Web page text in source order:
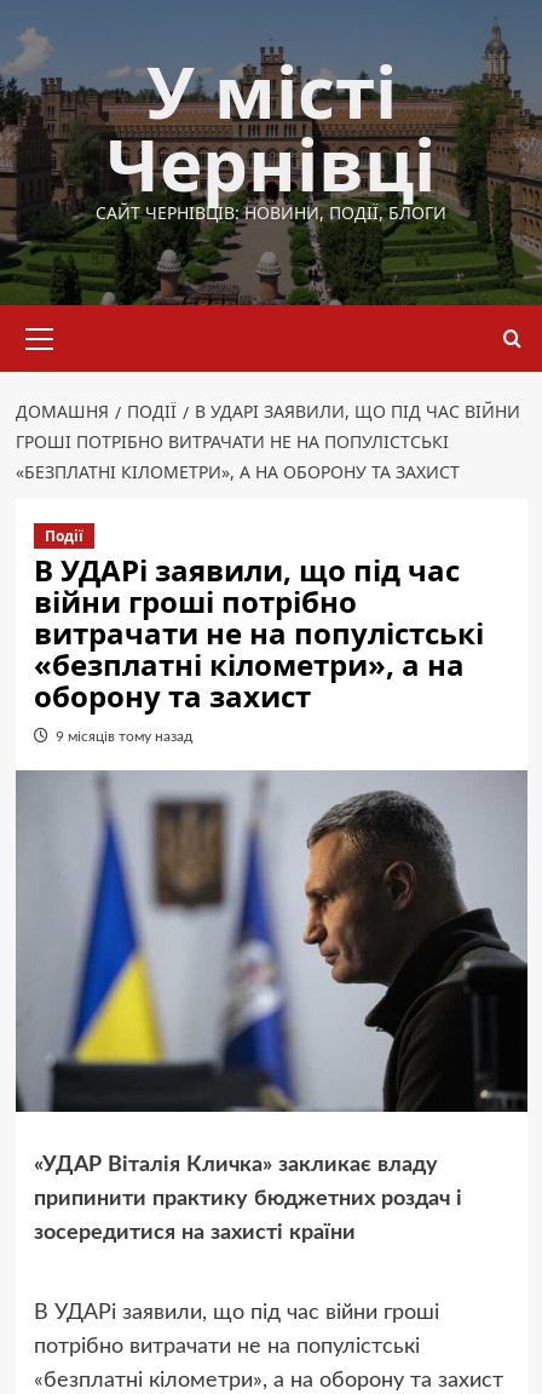
до
вмісту
У місті
Чернівці
САЙТ ЧЕРНІВЦІВ: НОВИНИ, ПОДІЇ, БЛОГИ
меню
ДОМАШНЯ ПОДІЇ
В УДАРІ ЗАЯВИЛИ, ЩО ПІД ЧАС ВІЙНИ
ГРОШІ ПОТРІБНО ВИТРАЧАТИ НЕ НА ПОПУЛІСТСЬКІ
«БЕЗПЛАТНІ КІЛОМЕТРИ», А НА ОБОРОНУ ТА ЗАХИСТ
Події
В УДАРі заявили, що під час
війни гроші потрібно
витрачати не на популістські
«безплатні кілометри», а на
оборону та захист
9 місяців тому назад
«УДАР Віталія Кличка» закликає владу
припинити практику бюджетних роздач і
зосередитися на захисті країни
В УДАРі заявили, що під час війни гроші
потрібно витрачати не на популістські
«безплатні кілометри», а на оборону та захист